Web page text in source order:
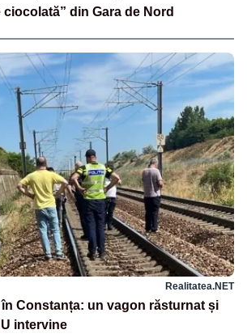
din Gara de Nord
Realitatea.NET
Constanța: un vagon răsturnat și
intervine